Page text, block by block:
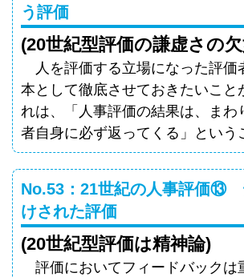
う評価
(20世紀型評価の謙虚さの
人を評価する立場になった評価
本として徹底させておきたいこと
れは、「人事評価の結果は、まわ
者自身に必ず返ってくる」という
No.53：21世紀の人事評価⑬
けされた評価
(20世紀型評価は精神論)
評価においてフィードバックは